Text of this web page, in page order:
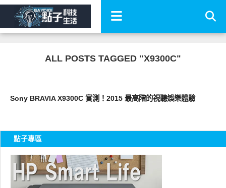
ALL POSTS TAGGED "X9300C"
Sony BRAVIA X9300C 實測！2015 最高階的視聽娛樂體驗
點子專區